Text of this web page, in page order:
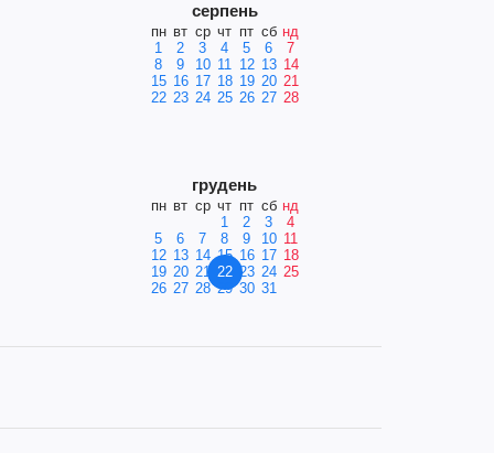
серпень
пн вт ср чт пт сб нд
1
2 3 4 5 6
7
8
9 10 11 12 13 14
15 16 17 18 19 20 21
22 23 24 25 26 27 28
грудень
пн вт ср чт пт сб нд
1
2 3
4
5
6 7 8 9 10 11
12 13 14 15 16 17 18
19 20 21 22 23 24 25
26 27 28 29 30 31